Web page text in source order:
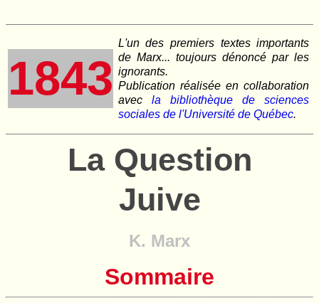
1843
L'un des premiers textes importants
de Marx... toujours dénoncé par les
ignorants.
Publication réalisée en collaboration
avec la bibliothèque de sciences
sociales de l'Université de Québec.
La Question
Juive
K. Marx
Sommaire